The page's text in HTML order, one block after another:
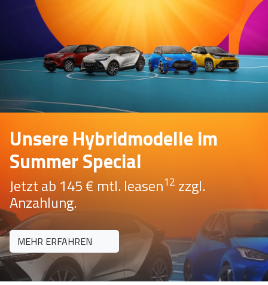
Unsere Hybridmodelle im
Summer Special
Jetzt ab 145 € mtl. leasen12 zzgl.
Anzahlung.
MEHR ERFAHREN